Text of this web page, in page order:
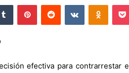
Tumblr PinterestReddit VKontakte
efectiva para contrarrestar